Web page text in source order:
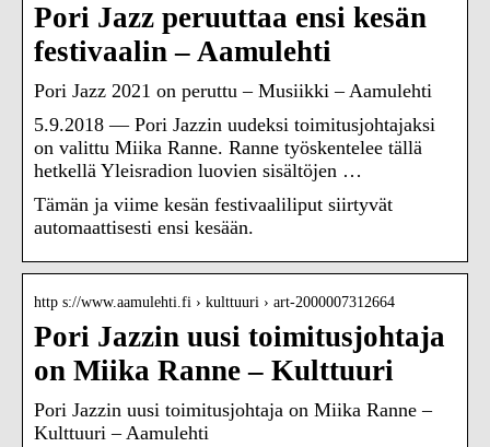
Pori Jazz peruuttaa ensi kesän
festivaalin – Aamulehti
Pori Jazz 2021 on peruttu – Musiikki – Aamulehti
5.9.2018 — Pori Jazzin uudeksi toimitusjohtajaksi
on valittu Miika Ranne. Ranne työskentelee tällä
hetkellä Yleisradion luovien sisältöjen …
Tämän ja viime kesän festivaaliliput siirtyvät
automaattisesti ensi kesään.
http s://www.aamulehti.fi › kulttuuri › art-2000007312664
Pori Jazzin uusi toimitusjohtaja
on Miika Ranne – Kulttuuri
Pori Jazzin uusi toimitusjohtaja on Miika Ranne –
Kulttuuri – Aamulehti